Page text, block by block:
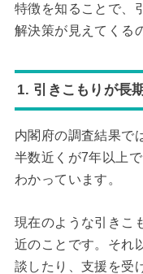
特徴を知ることで、
解決策が見えてくる
1. 引きこもりが長
内閣府の調査結果で
半数近くが7年以上
わかっています。
現在のような引きこ
近のことです。それ
談したり、支援を受